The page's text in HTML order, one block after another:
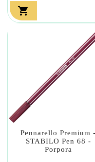

Pennarello Premium -
STABILO Pen 68 -
Porpora